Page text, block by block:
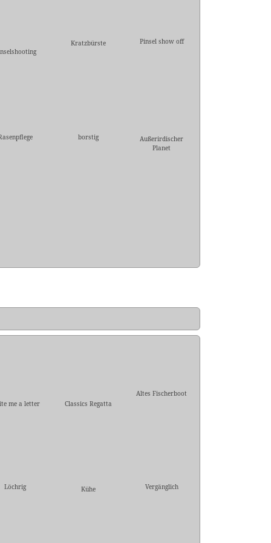
Kratzbürste Pinsel show off
borstig
Außerirdischer
Planet
me a letter
Classics Regatta
Altes Fischerboot
Löchrig Kühe Vergänglich